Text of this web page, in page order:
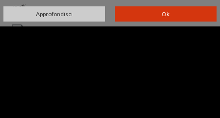
13,5%
Approfondisci Ok